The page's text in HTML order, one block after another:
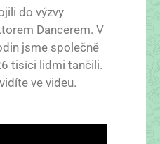
do výzvy
Dancerem. V
jsme společně
tisíci lidmi tančili.
ve videu.